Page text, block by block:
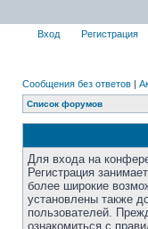
Вход Регистрация
Сообщения без ответов |
Список форумов
Для входа на
Регистрация
более широкие
установлены также
пользователей.
ознакомиться с